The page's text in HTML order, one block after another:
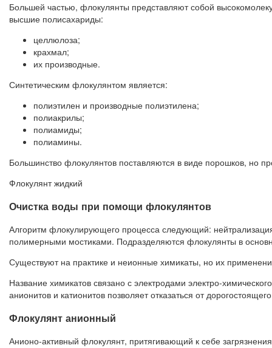
Большей частью, флокулянты представляют собой
высшие полисахариды:
целлюлоза;
крахмал;
их производные.
Синтетическим флокулянтом является:
полиэтилен и производные полиэтилена;
полиакрилы;
полиамиды;
полиамины.
Большинство флокулянтов поставляются в виде порошков, но
Флокулянт жидкий
Очистка воды при помощи флокулянтов
Алгоритм флокулирующего процесса следующий:
полимерными мостиками. Подразделяются флокулянты в
Существуют на практике и неионные химикаты, но их
Название химикатов связано с электродами электро-
анионитов и катионитов позволяет отказаться от
Флокулянт анионный
Анионо-активный флокулянт, притягивающий к себе